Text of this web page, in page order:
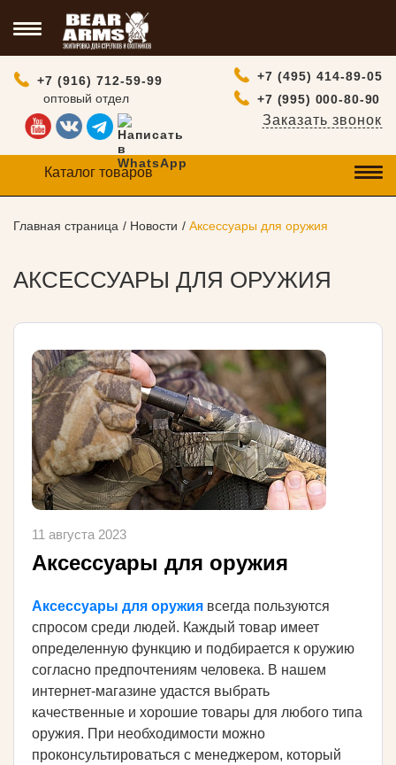
+7 (916) 712-59-99
оптовый отдел
+7 (495) 414-89-05
+7 (995) 000-80-90
Заказать звонок
Каталог товаров
Главная страница Новости Аксессуары для оружия
АКСЕССУАРЫ ДЛЯ ОРУЖИЯ
11 августа 2023
Аксессуары для оружия
Аксессуары для оружия всегда пользуются
спросом среди людей. Каждый товар имеет
определенную функцию и подбирается к оружию
согласно предпочтениям человека. В нашем
интернет-магазине удастся выбрать
качественные и хорошие товары для любого типа
оружия. При необходимости можно
проконсультироваться с менеджером, который